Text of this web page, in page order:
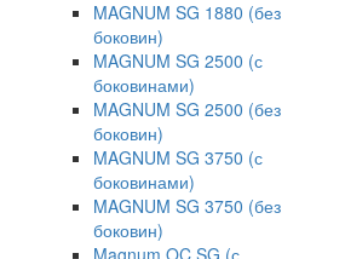
MAGNUM SG 1880 (без
боковин)
MAGNUM SG 2500 (с
боковинами)
MAGNUM SG 2500 (без
боковин)
MAGNUM SG 3750 (с
боковинами)
MAGNUM SG 3750 (без
боковин)